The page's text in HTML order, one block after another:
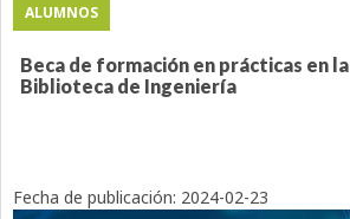
ALUMNOS
Beca de formación en prácticas en la
Biblioteca de Ingeniería
Fecha de publicación: 2024-02-23